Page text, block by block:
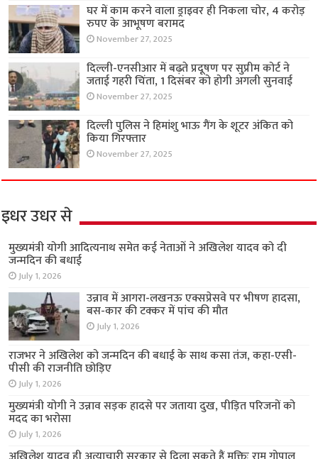
घर में काम करने वाला ड्राइवर ही निकला चोर, 4 करोड़
रुपए के आभूषण बरामद
November 27, 2025
दिल्ली-एनसीआर में बढ़ते प्रदूषण पर सुप्रीम कोर्ट ने
जताई गहरी चिंता, 1 दिसंबर को होगी अगली सुनवाई
November 27, 2025
दिल्ली पुलिस ने हिमांशु भाऊ गैंग के शूटर अंकित को
किया गिरफ्तार
November 27, 2025
इधर उधर से
मुख्यमंत्री योगी आदित्यनाथ समेत कई नेताओं ने अखिलेश यादव को दी
जन्मदिन की बधाई
July 1, 2026
उन्नाव में आगरा-लखनऊ एक्सप्रेसवे पर भीषण हादसा,
बस-कार की टक्कर में पांच की मौत
July 1, 2026
राजभर ने अखिलेश को जन्मदिन की बधाई के साथ कसा तंज, कहा-एसी-
पीसी की राजनीति छोड़िए
July 1, 2026
मुख्यमंत्री योगी ने उन्नाव सड़क हादसे पर जताया दुख, पीड़ित परिजनों को
मदद का भरोसा
July 1, 2026